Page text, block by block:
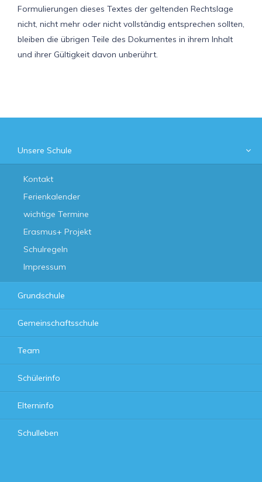
Formulierungen dieses Textes der geltenden Rechtslage
nicht, nicht mehr oder nicht vollständig entsprechen sollten,
bleiben die übrigen Teile des Dokumentes in ihrem Inhalt
und ihrer Gültigkeit davon unberührt.
Unsere Schule
Kontakt
Ferienkalender
wichtige Termine
Erasmus+ Projekt
Schulregeln
Impressum
Grundschule
Gemeinschaftsschule
Team
Schülerinfo
Elterninfo
Schulleben